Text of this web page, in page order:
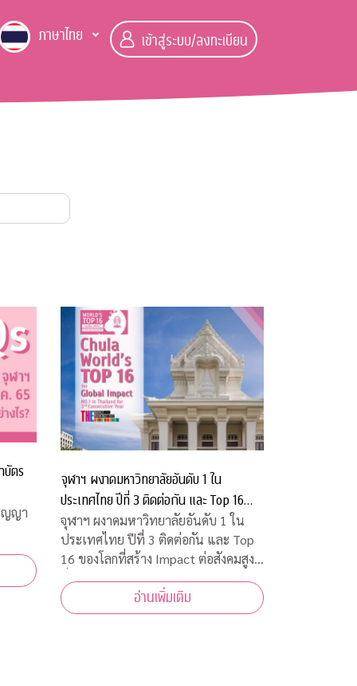
ภาษาไทย เข้าสู่ระบบ/ลงทะเบียน
บัตร
ญญา
จุฬาฯ ผงาดมหาวิทยาลัยอันดับ 1 ใน
ประเทศไทย ปีที่ 3 ติดต่อกัน และ Top 16
ของโลกที่สร้าง Impact ต่อสังคมสูงที่สุด
จุฬาฯ ผงาดมหาวิทยาลัยอันดับ 1 ใน
ประเทศไทย ปีที่ 3 ติดต่อกัน และ Top
16 ของโลกที่สร้าง Impact ต่อสังคมสูง
ที่สุด
อ่านเพิ่มเติม